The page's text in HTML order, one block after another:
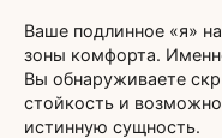
Ваше подлинное «я»
зоны комфорта.
Вы обнаруживаете
стойкость и
истинную сущность.